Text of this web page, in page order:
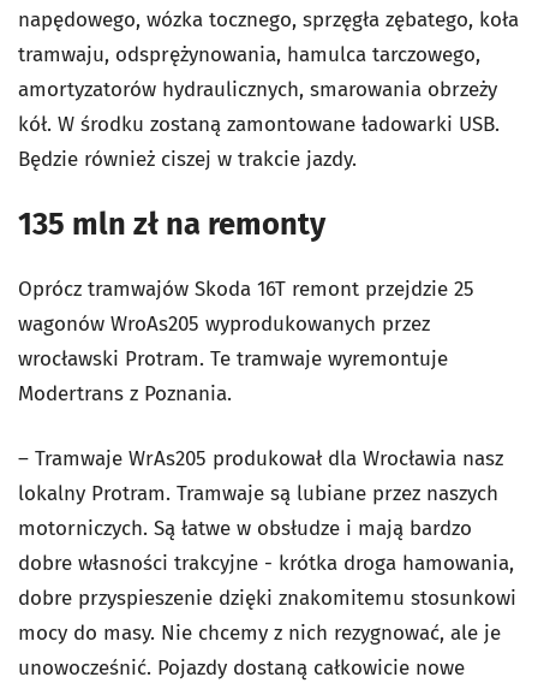
napędowego, wózka tocznego, sprzęgła zębatego, koła
tramwaju, odsprężynowania, hamulca tarczowego,
amortyzatorów hydraulicznych, smarowania obrzeży
kół. W środku zostaną zamontowane ładowarki USB.
Będzie również ciszej w trakcie jazdy.
135 mln zł na remonty
Oprócz tramwajów Skoda 16T remont przejdzie 25
wagonów WroAs205 wyprodukowanych przez
wrocławski Protram. Te tramwaje wyremontuje
Modertrans z Poznania.
– Tramwaje WrAs205 produkował dla Wrocławia nasz
lokalny Protram. Tramwaje są lubiane przez naszych
motorniczych. Są łatwe w obsłudze i mają bardzo
dobre własności trakcyjne - krótka droga hamowania,
dobre przyspieszenie dzięki znakomitemu stosunkowi
mocy do masy. Nie chcemy z nich rezygnować, ale je
unowocześnić. Pojazdy dostaną całkowicie nowe